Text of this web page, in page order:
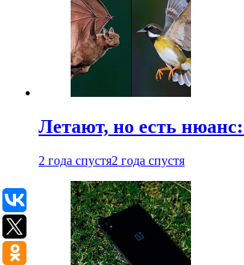
Летают, но есть
2 года спустя2 года спустя